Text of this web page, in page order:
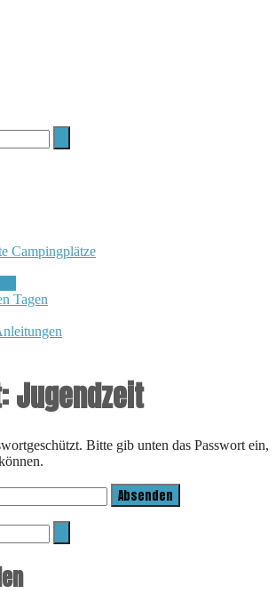
Campingplätze
Tagen
Jugendzeit
Bitte gib unten das Passwort ein,